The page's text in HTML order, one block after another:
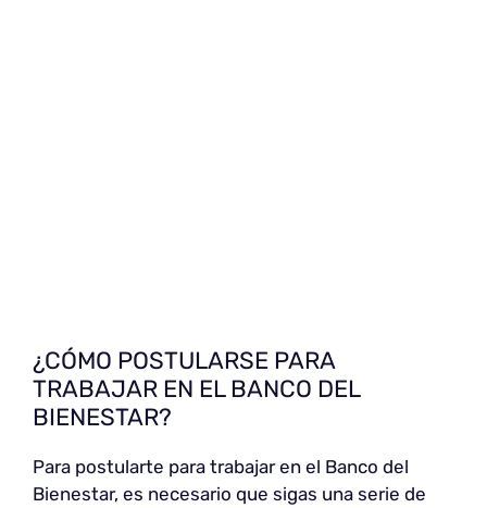
¿CÓMO POSTULARSE PARA
TRABAJAR EN EL BANCO DEL
BIENESTAR?
Para postularte para trabajar en el Banco del
Bienestar, es necesario que sigas una serie de